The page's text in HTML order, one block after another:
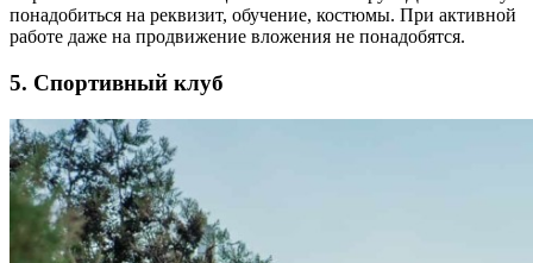
понадобиться на реквизит, обучение, костюмы. При активной
работе даже на продвижение вложения не понадобятся.
5. Спортивный клуб